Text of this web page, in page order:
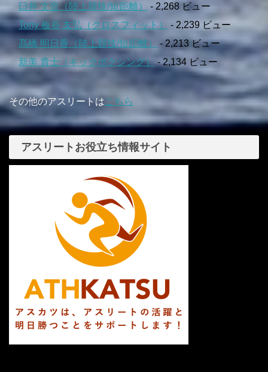
臼井 文音（陸上競技/短距離）
- 2,268 ビュー
Tony 板谷 友弘（クロスフィット）
- 2,239 ビュー
髙橋 明日香（陸上競技/短距離）
- 2,213 ビュー
新美 貴士（キックボクシング）- 2,134 ビュー
その他のアスリートはこちら
アスリートお役立ち情報サイト